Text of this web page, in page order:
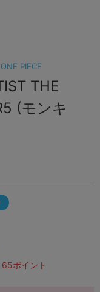
ONE PIECE
THE
(モンキ
65ポイント